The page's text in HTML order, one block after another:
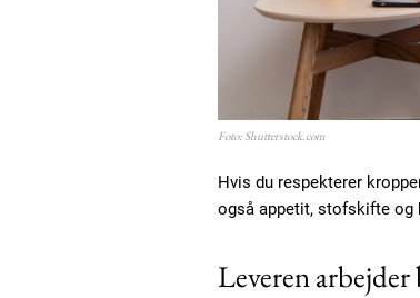
Etiam est nibh, lobortis sit
Praesent euismod ac
Ut mollis pellentesque
Nullam eu erat
Orci varius natoque
Foto: Shutterstock.com
Hvis du respekterer
også appetit, stofskifte og
Leveren